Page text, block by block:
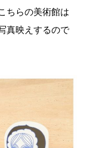
ちらの美術館は
真映えするので